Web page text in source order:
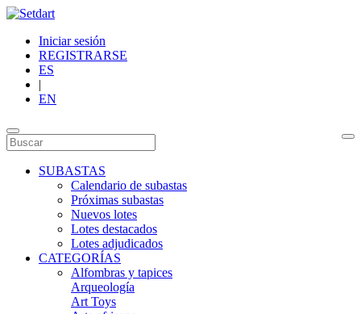
Iniciar sesión
REGISTRARSE
ES
|
EN
SUBASTAS
Calendario de subastas
Próximas subastas
Nuevos lotes
Lotes destacados
Lotes adjudicados
CATEGORÍAS
Alfombras y tapices
Arqueología
Art Toys